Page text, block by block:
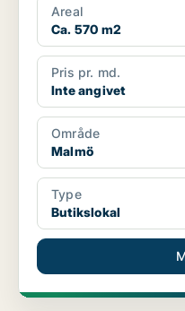
Areal
Ca. 570 m2
Pris pr. md.
Inte angivet
Område
Malmö
Type
Butikslokal